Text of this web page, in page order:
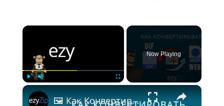
×
Now Playing
×
🖼️ Как Конвертировать GIF в WEBP Онлайн Бесплатно | Установка Программного Обеспечения Не Требуется